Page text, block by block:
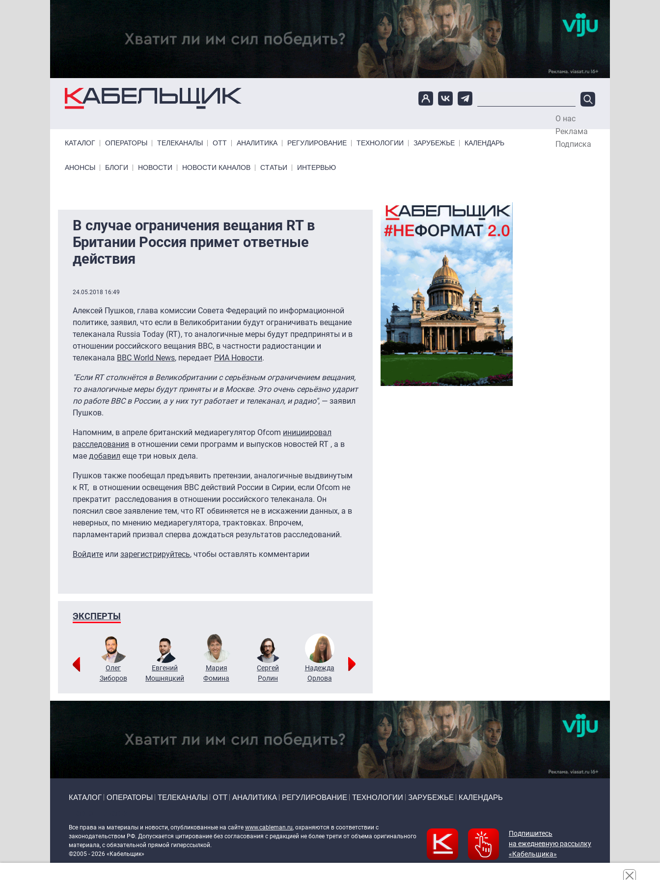
Перейти к основному содержанию
О нас
Реклама
Подписка
КАТАЛОГ ОПЕРАТОРЫ ТЕЛЕКАНАЛЫ ОТТ АНАЛИТИКА РЕГУЛИРОВАНИЕ ТЕХНОЛОГИИ ЗАРУБЕЖЬЕ КАЛЕНДАРЬ
Primary links bottom
АНОНСЫ БЛОГИ НОВОСТИ НОВОСТИ КАНАЛОВ СТАТЬИ ИНТЕРВЬЮ
В случае ограничения вещания RT в
Британии Россия примет ответные
действия
24.05.2018 16:49
Алексей Пушков, глава комиссии Совета Федераций по информационной
политике, заявил, что если в Великобритании будут ограничивать вещание
телеканала Russia Today (RT), то аналогичные меры будут предприняты и в
отношении российского вещания BBC, в частности радиостанции и
телеканала BBC World News, передает РИА Новости.
"Если RT столкнётся в Великобритании с серьёзным ограничением вещания,
то аналогичные меры будут приняты и в Москве. Это очень серьёзно ударит
по работе BBC в России, а у них тут работает и телеканал, и радио", — заявил
Пушков.
Напомним, в апреле британский медиарегулятор Ofcom инициировал
расследования в отношении семи программ и выпусков новостей RT , а в
мае добавил еще три новых дела.
Пушков также пообещал предъявить претензии, аналогичные выдвинутым
к RT, в отношении освещения BBC действий России в Сирии, если Ofcom не
прекратит расследования в отношении российского телеканала. Он
пояснил свое заявление тем, что RT обвиняется не в искажении данных, а в
неверных, по мнению медиарегулятора, трактовках. Впрочем,
парламентарий призвал сперва дождаться результатов расследований.
Войдите или зарегистрируйтесь, чтобы оставлять комментарии
ЭКСПЕРТЫ
Григорий
Олег
Зиборов
Евгений
Мошняцкий
Мария
Фомина
Сергей
Ролин
Надежда
Орлова
КАТАЛОГ ОПЕРАТОРЫ ТЕЛЕКАНАЛЫ ОТТ АНАЛИТИКА РЕГУЛИРОВАНИЕ ТЕХНОЛОГИИ ЗАРУБЕЖЬЕ КАЛЕНДАРЬ
Все права на материалы и новости, опубликованные на сайте www.cableman.ru, охраняются в соответствии с
законодательством РФ. Допускается цитирование без согласования с редакцией не более трети от объема оригинального
материала, с обязательной прямой гиперссылкой.
©2005 - 2026 «Кабельщик»
Подпишитесь
на ежедневную рассылку
«Кабельщика»